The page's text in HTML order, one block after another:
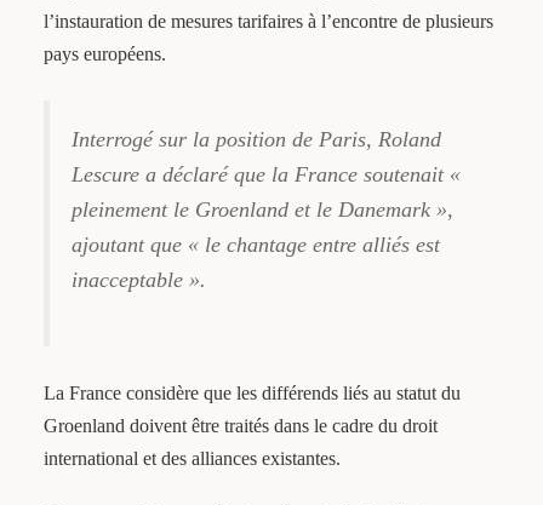
l’instauration de mesures tarifaires à l’encontre de plusieurs
pays européens.
Interrogé sur la position de Paris, Roland
Lescure a déclaré que la France soutenait «
pleinement le Groenland et le Danemark »,
ajoutant que « le chantage entre alliés est
inacceptable ».
La France considère que les différends liés au statut du
Groenland doivent être traités dans le cadre du droit
international et des alliances existantes.